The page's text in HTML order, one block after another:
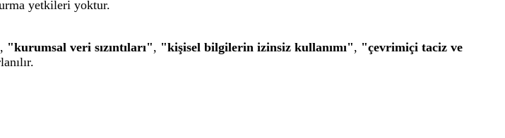
yetkileri yoktur.
, "kurumsal veri sızıntıları", "kişisel bilgilerin izinsiz kullanımı", "çevrimiçi taciz ve